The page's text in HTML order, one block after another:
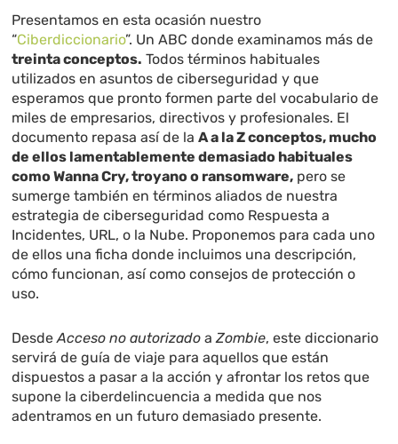
Presentamos en esta ocasión nuestro
“Ciberdiccionario”. Un ABC donde examinamos más de
treinta conceptos. Todos términos habituales
utilizados en asuntos de ciberseguridad y que
esperamos que pronto formen parte del vocabulario de
miles de empresarios, directivos y profesionales. El
documento repasa así de laA a la Z conceptos, mucho
de ellos lamentablemente demasiado habituales
como Wanna Cry, troyano o ransomware, pero se
sumerge también en términos aliados de nuestra
estrategia de ciberseguridad como Respuesta a
Incidentes, URL, o la Nube. Proponemos para cada uno
de ellos una ficha donde incluimos una descripción,
cómo funcionan, así como consejos de protección o
uso.
DesdeAcceso no autorizado aZombie, este diccionario
servirá de guía de viaje para aquellos que están
dispuestos a pasar a la acción y afrontar los retos que
supone la ciberdelincuencia a medida que nos
adentramos en un futuro demasiado presente.